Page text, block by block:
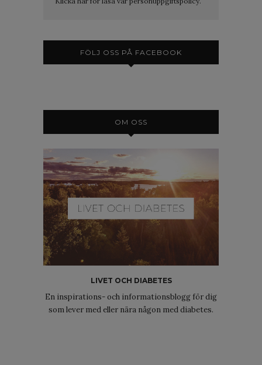
FÖLJ OSS PÅ FACEBOOK
OM OSS
LIVET OCH DIABETES
En inspirations- och informationsblogg för dig
som lever med eller nära någon med diabetes.